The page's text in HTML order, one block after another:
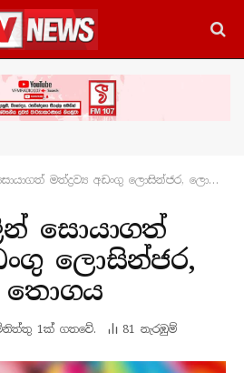
මත්ද්‍රව්‍ය අඩංගු ලොසින්ජර, ලොලිපොප් තොගය
සොයාගත්
ලොසින්ජර,
තොගය
1ක් ගතවේ. 81 නැරඹු​ම්